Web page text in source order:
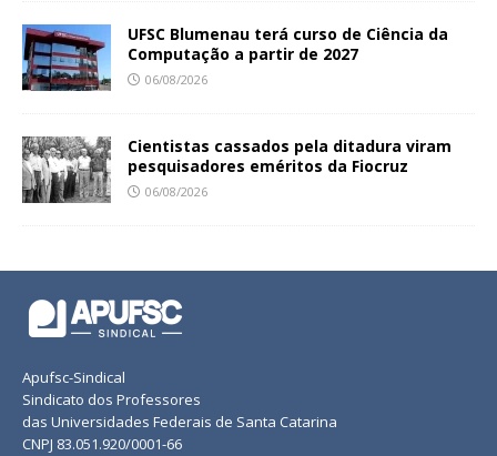
UFSC Blumenau terá curso de Ciência da
Computação a partir de 2027
06/08/2026
Cientistas cassados pela ditadura viram
pesquisadores eméritos da Fiocruz
06/08/2026
Apufsc-Sindical
Sindicato dos Professores
das Universidades Federais de Santa Catarina
CNPJ 83.051.920/0001-66